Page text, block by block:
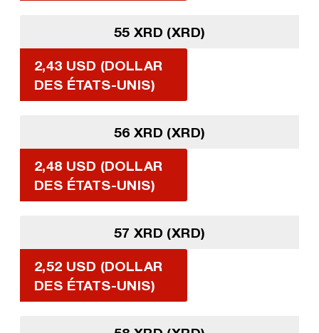
55 XRD (XRD)
2,43 USD (DOLLAR
DES ÉTATS-UNIS)
56 XRD (XRD)
2,48 USD (DOLLAR
DES ÉTATS-UNIS)
57 XRD (XRD)
2,52 USD (DOLLAR
DES ÉTATS-UNIS)